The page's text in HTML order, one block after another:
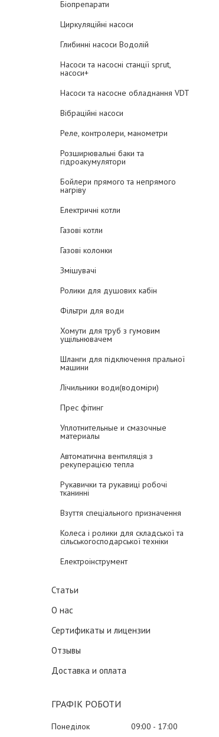
Біопрепарати
Циркуляційні насоси
Глибинні насоси Водолій
Насоси та насосні станції sprut,
насоси+
Насоси та насосне обладнання VDT
Вібраційні насоси
Реле, контролери, манометри
Розширювальні баки та
гідроакумулятори
Бойлери прямого та непрямого
нагріву
Електричні котли
Газові котли
Газові колонки
Змішувачі
Ролики для душових кабін
Фільтри для води
Хомути для труб з гумовим
ущільнювачем
Шланги для підключення пральної
машини
Лічильники води(водоміри)
Прес фітинг
Уплотнительные и смазочные
материалы
Автоматична вентиляція з
рекуперацією тепла
Рукавички та рукавиці робочі
тканинні
Взуття спеціального призначення
Колеса і ролики для складської та
сільськогосподарської техніки
Електроінструмент
Статьи
О нас
Сертификаты и лицензии
Отзывы
Доставка и оплата
ГРАФІК РОБОТИ
Понеділок 09:00
17:00